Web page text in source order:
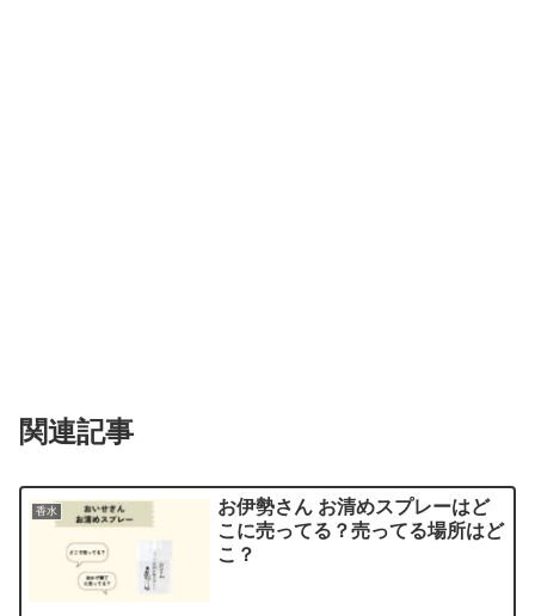
関連記事
香水
お伊勢さん お清めスプレーはど
こに売ってる？売ってる場所はど
こ？